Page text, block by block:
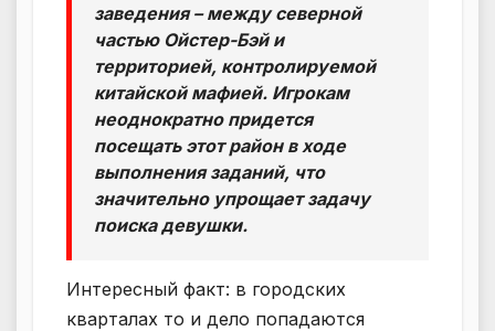
заведения – между северной
частью Ойстер-Бэй и
территорией, контролируемой
китайской мафией. Игрокам
неоднократно придется
посещать этот район в ходе
выполнения заданий, что
значительно упрощает задачу
поиска девушки.
Интересный факт: в городских
кварталах то и дело попадаются